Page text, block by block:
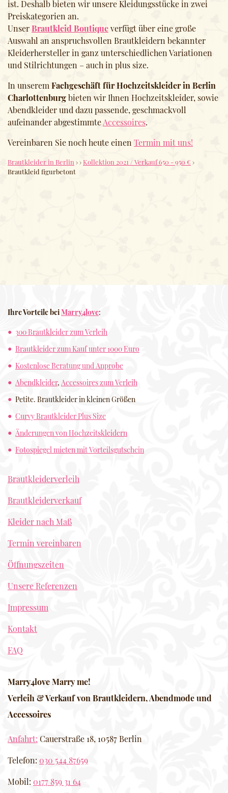
ist. Deshalb bieten wir unsere Kleidungsstücke in zwei
Preiskategorien an.
UnserBrautkleid Boutiqueverfügt über eine große
Auswahl an anspruchsvollen Brautkleidern bekannter
Kleiderhersteller in ganz unterschiedlichen Variationen
und Stilrichtungen – auch in plus size.
In unserem Fachgeschäft für Hochzeitskleider in Berlin
Charlottenburgbieten wir Ihnen Hochzeitskleider, sowie
Abendkleider und dazu passende, geschmackvoll
aufeinander abgestimmteAccessoires.
Vereinbaren Sie noch heute einen Termin mit uns!
Brautkleider in Berlin ›› Kollektion 2021 / Verkauf 650 - 950 € ›
Brautkleid figurbetont
Ihre Vorteile beiMarry4love:
300 Brautkleider zum Verleih
Brautkleider zum Kauf unter 1000 Euro
Kostenlose Beratung und Anprobe
Abendkleider, Accessoires zum Verleih
Petite. Brautkleider in kleinen Größen
Curvy Brautkleider Plus Size
Änderungen von Hochzeitskleidern
Fotospiegel mieten mit Vorteilsgutschein
Brautkleiderverleih
Brautkleiderverkauf
Kleider nach Maß
Termin vereinbaren
Öffnungszeiten
Unsere Referenzen
Impressum
Kontakt
FAQ
Marry4love Marry me!
Verleih & Verkauf von Brautkleidern, Abendmode und
Accessoires
Anfahrt: Cauerstraße 18, 10587 Berlin
Telefon: 030 544 87659
Mobil: 0177 859 31 64